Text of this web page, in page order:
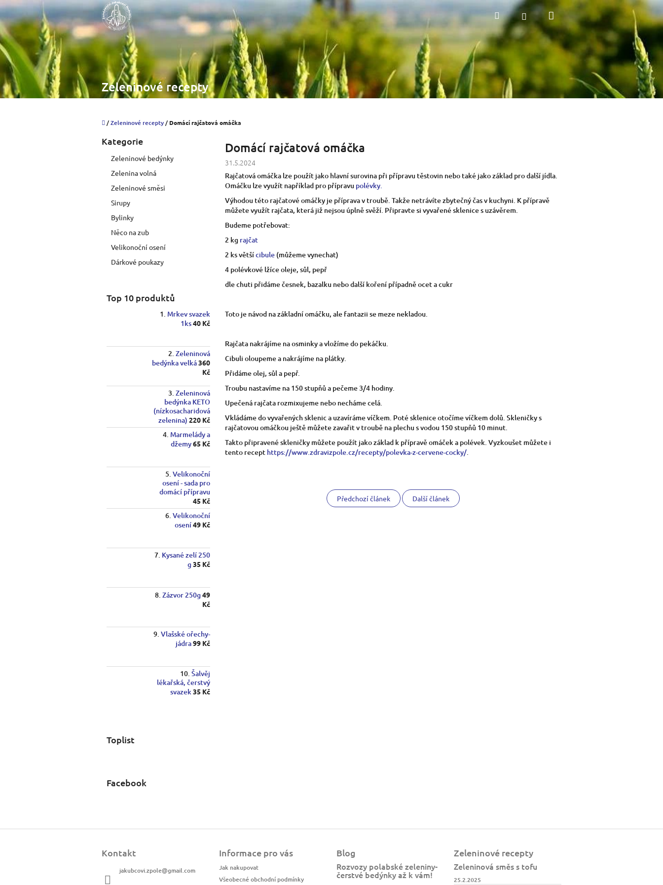
Přejít
na
obsah
HledatPřihlášeníNákupní
košík
Zeleninové recepty
Domů
/Zeleninové recepty/ Domácí rajčatová omáčka
Přeskočit
Kategorie
Zeleninové bedýnky
Zelenina volná
Zeleninové směsi
Sirupy
Bylinky
Něco na zub
Velikonoční osení
Dárkové poukazy
Top 10 produktů
Mrkev svazek
1ks40 Kč
Zeleninová
bedýnka velká360
Kč
Zeleninová
bedýnka KETO
(nízkosacharidová
zelenina) 220 Kč
Marmelády a
džemy65 Kč
Velikonoční
osení - sada pro
domácí přípravu
45 Kč
Velikonoční
osení49 Kč
Kysané zelí 250
g35 Kč
Zázvor 250g49
Kč
Vlašské ořechy-
jádra99 Kč
Šalvěj
lékařská, čerstvý
svazek35 Kč
Toplist
Facebook
Domácí rajčatová omáčka
31.5.2024
Rajčatová omáčka lze použít jako hlavní surovina při přípravu těstovin nebo také jako základ pro další jídla.
Omáčku lze využít například pro přípravu polévky.
Výhodou této rajčatové omáčky je příprava v troubě. Takže netrávíte zbytečný čas v kuchyni. K přípravě
můžete využít rajčata, která již nejsou úplně svěží. Připravte si vyvařené sklenice s uzávěrem.
Budeme potřebovat:
2 kg rajčat
2 ks většícibule (můžeme vynechat)
4 polévkové lžíce oleje, sůl, pepř
dle chuti přidáme česnek, bazalku nebo další koření případně ocet a cukr
Toto je návod na základní omáčku, ale fantazii se meze nekladou.
Rajčata nakrájíme na osminky a vložíme do pekáčku.
Cibuli oloupeme a nakrájíme na plátky.
Přidáme olej, sůl a pepř.
Troubu nastavíme na 150 stupňů a pečeme 3/4 hodiny.
Upečená rajčata rozmixujeme nebo necháme celá.
Vkládáme do vyvařených sklenic a uzavíráme víčkem. Poté sklenice otočíme víčkem dolů. Skleničky s
rajčatovou omáčkou ještě můžete zavařit v troubě na plechu s vodou 150 stupňů 10 minut.
Takto připravené skleničky můžete použít jako základ k přípravě omáček a polévek. Vyzkoušet můžete i
tento recept https://www.zdravizpole.cz/recepty/polevka-z-cervene-cocky/.
Předchozí článek Další článek
Kontakt
jakubcovi.zpole@gmail.com
Informace pro vás
Jak nakupovat
Všeobecné obchodní podmínky
Blog
Rozvozy polabské zeleniny-
čerstvé bedýnky až k vám!
Zeleninové recepty
Zeleninová směs s tofu
25.2.2025